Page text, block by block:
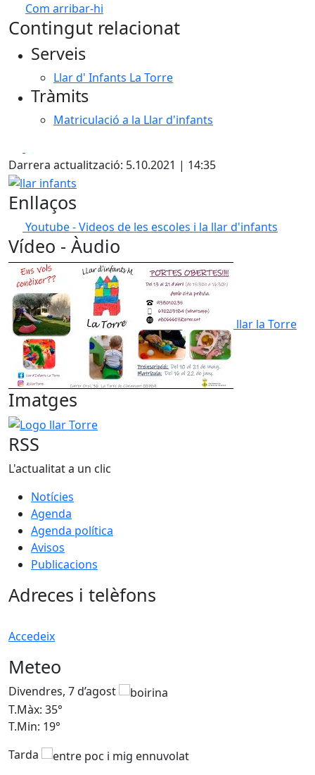
Com arribar-hi
+
−
Contingut relacionat
Serveis
Llar d' Infants La Torre
Tràmits
Matriculació a la Llar d'infants
Darrera actualització: 5.10.2021 | 14:35
llar infants
Enllaços
Youtube - Videos de les escoles i la llar d'infants
Vídeo - Àudio
llar la Torre
Imatges
Logo llar Torre
RSS
L'actualitat a un clic
Notícies
Agenda
Agenda política
Avisos
Publicacions
Adreces i telèfons
Accedeix
Meteo
Divendres, 7 d’agost
T.Màx: 35°
T.Min: 19°
Tarda